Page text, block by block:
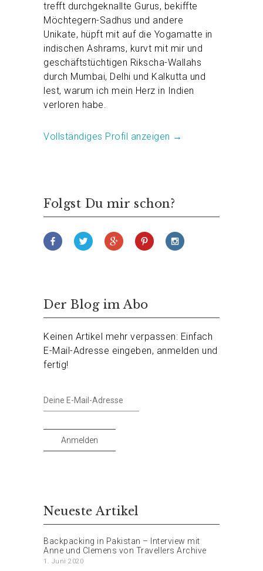
trefft durchgeknallte Gurus, bekiffte
Möchtegern-Sadhus und andere
Unikate, hüpft mit auf die Yogamatte in
indischen Ashrams, kurvt mit mir und
geschäftstüchtigen Rikscha-Wallahs
durch Mumbai, Delhi und Kalkutta und
lest, warum ich mein Herz in Indien
verloren habe.
Vollständiges Profil anzeigen →
Folgst Du mir schon?
Der Blog im Abo
Keinen Artikel mehr verpassen: Einfach
E-Mail-Adresse eingeben, anmelden und
fertig!
Deine
E-
Adresse
Anmelden
Neueste Artikel
Backpacking in Pakistan – Interview mit
Anne und Clemens von Travellers Archive
1. Juni 2020